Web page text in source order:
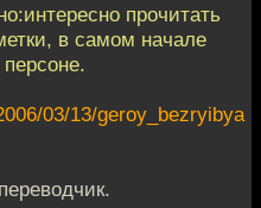
прочитать
в самом начале
03/13/geroy_bezryibya